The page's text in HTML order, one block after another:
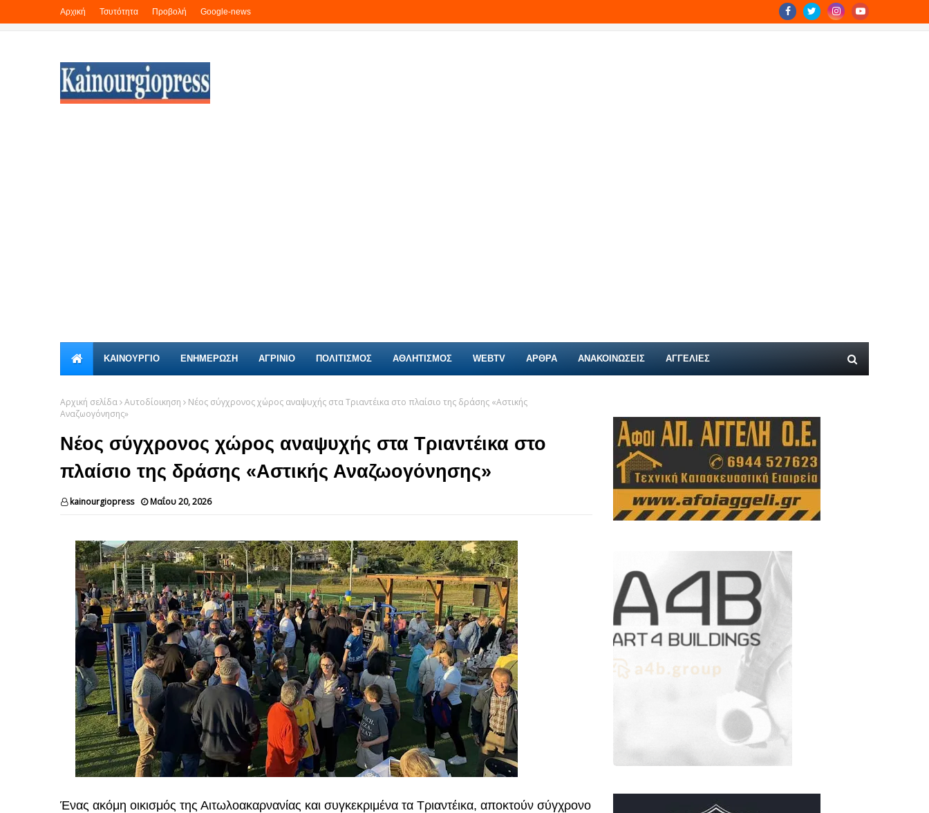
Αρχική Τσυτότητα Προβολή Google-news
ΚΑΙΝΟΎΡΓΙΟ ΕΝΗΜΕΡΩΣΗ ΑΓΡΙΝΙΟ ΠΟΛΙΤΙΣΜΟΣ ΑΘΛΗΤΙΣΜΟΣ WEBTV ΑΡΘΡΑ ΑΝΑΚΟΙΝΩΣΕΙΣ ΑΓΓΕΛΊΕΣ
Αρχική σελίδα Αυτοδίοικηση
Νέος σύγχρονος χώρος αναψυχής στα Τριαντέικα στο πλαίσιο της δράσης «Αστικής
Αναζωογόνησης»
Νέος σύγχρονος χώρος αναψυχής στα Τριαντέικα στο
πλαίσιο της δράσης «Αστικής Αναζωογόνησης»
kainourgiopress Μαΐου 20, 2026
Ένας ακόμη οικισμός της Αιτωλοακαρνανίας και συγκεκριμένα τα Τριαντέικα, αποκτούν σύγχρονο